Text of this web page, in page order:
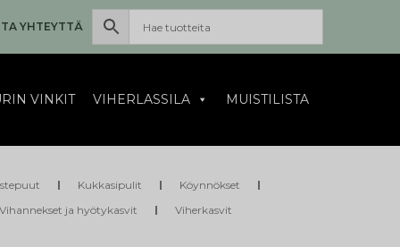
YHTEYTTÄ
VINKIT VIHERLASSILA MUISTILISTA
Kukkasipulit
Köynnökset
Vihannekset ja hyötykasvit Viherkasvit